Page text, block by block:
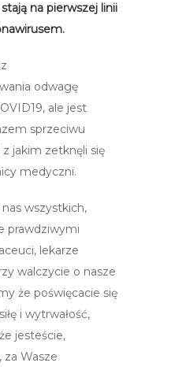
na pierwszej linii
odwagę
ale jest
sprzeciwu
jakim zetknęli się
medyczni.
wszystkich,
prawdziwymi
lekarze
walczycie o nasze
że poświęcacie się
i wytrwałość,
jesteście,
za Wasze